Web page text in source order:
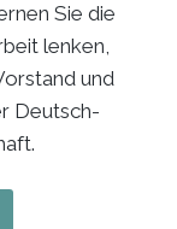
Sie die
lenken,
und
Deutsch-